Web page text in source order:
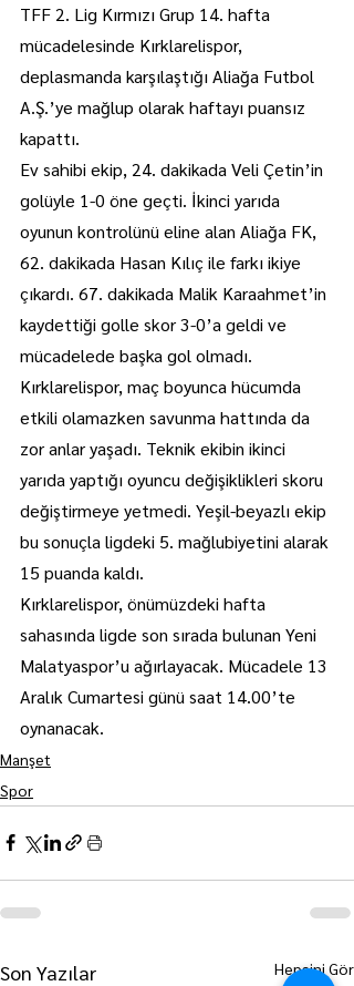
TFF 2. Lig Kırmızı Grup 14. hafta
mücadelesinde Kırklarelispor,
deplasmanda karşılaştığı Aliağa Futbol
A.Ş.’ye mağlup olarak haftayı puansız
kapattı.
Ev sahibi ekip, 24. dakikada Veli Çetin’in
golüyle 1-0 öne geçti. İkinci yarıda
oyunun kontrolünü eline alan Aliağa FK,
62. dakikada Hasan Kılıç ile farkı ikiye
çıkardı. 67. dakikada Malik Karaahmet’in
kaydettiği golle skor 3-0’a geldi ve
mücadelede başka gol olmadı.
Kırklarelispor, maç boyunca hücumda
etkili olamazken savunma hattında da
zor anlar yaşadı. Teknik ekibin ikinci
yarıda yaptığı oyuncu değişiklikleri skoru
değiştirmeye yetmedi. Yeşil-beyazlı ekip
bu sonuçla ligdeki 5. mağlubiyetini alarak
15 puanda kaldı.
Kırklarelispor, önümüzdeki hafta
sahasında ligde son sırada bulunan Yeni
Malatyaspor’u ağırlayacak. Mücadele 13
Aralık Cumartesi günü saat 14.00’te
oynanacak.
Manşet
Spor
Son Yazılar Hepsini Gör